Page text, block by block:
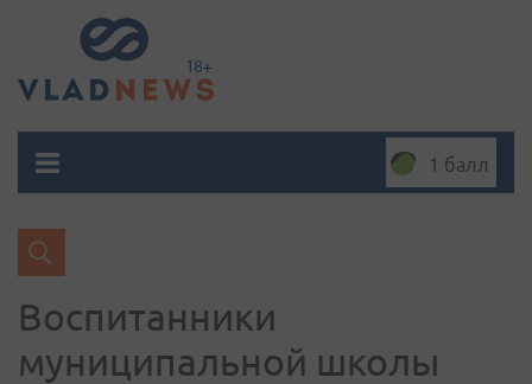
1 балл
Воспитанники
муниципальной школы